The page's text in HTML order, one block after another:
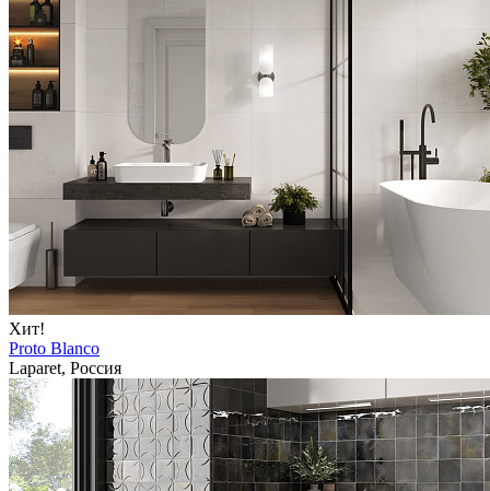
Хит!
Proto Blanco
Laparet, Россия